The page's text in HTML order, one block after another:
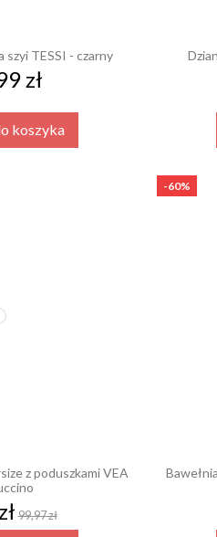
szyi TESSI - czarny
zł
koszyka
z poduszkami VEA
99,97 zł
-60%